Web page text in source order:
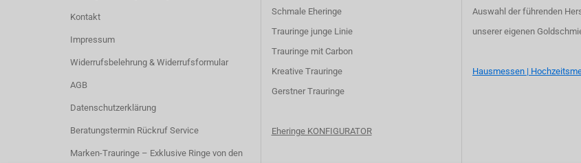
Kontakt
Impressum
Widerrufsbelehrung & Widerrufsformular
AGB
Datenschutzerklärung
Beratungstermin Rückruf Service
Marken-Trauringe – Exklusive Ringe von den
Schmale Eheringe
Trauringe junge Linie
Trauringe mit Carbon
Kreative Trauringe
Gerstner Trauringe
Eheringe KONFIGURATOR
Auswahl der führenden
unserer eigenen
Hausmessen |